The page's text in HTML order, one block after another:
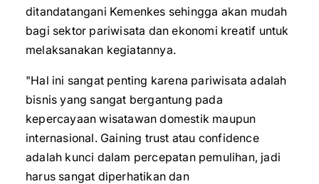
ditandatangani Kemenkes sehingga akan mudah
bagi sektor pariwisata dan ekonomi kreatif untuk
melaksanakan kegiatannya.
"Hal ini sangat penting karena pariwisata adalah
bisnis yang sangat bergantung pada
kepercayaan wisatawan domestik maupun
internasional. Gaining trust atau confidence
adalah kunci dalam percepatan pemulihan, jadi
harus sangat diperhatikan dan